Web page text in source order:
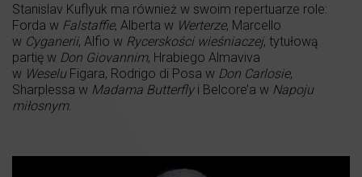
Stanislav Kuflyuk ma również w swoim repertuarze role:
Forda w Falstaffie, Alberta w Werterze, Marcello
w Cyganerii, Alfio w Rycerskości wieśniaczej, tytułową
partię w Don Giovannim, Hrabiego Almaviva
w WeseluFigara, Rodrigo di Posa w Don Carlosie,
Sharplessa w Madama Butterflyi Belcore’a w Napoju
miłosnym.